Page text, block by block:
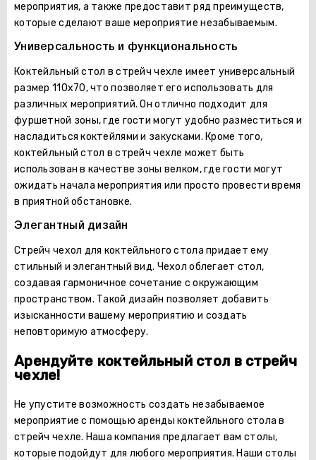
мероприятия, а также предоставит ряд преимуществ,
которые сделают ваше мероприятие незабываемым.
Универсальность и функциональность
Коктейльный стол в стрейч чехле имеет универсальный
размер 110х70, что позволяет его использовать для
различных мероприятий. Он отлично подходит для
фуршетной зоны, где гости могут удобно разместиться и
насладиться коктейлями и закусками. Кроме того,
коктейльный стол в стрейч чехле может быть
использован в качестве зоны велком, где гости могут
ожидать начала мероприятия или просто провести время
в приятной обстановке.
Элегантный дизайн
Стрейч чехол для коктейльного стола придает ему
стильный и элегантный вид. Чехол облегает стол,
создавая гармоничное сочетание с окружающим
пространством. Такой дизайн позволяет добавить
изысканности вашему мероприятию и создать
неповторимую атмосферу.
Арендуйте коктейльный стол в стрейч
чехле!
Не упустите возможность создать незабываемое
мероприятие с помощью аренды коктейльного стола в
стрейч чехле. Наша компания предлагает вам столы,
которые подойдут для любого мероприятия. Наши столы